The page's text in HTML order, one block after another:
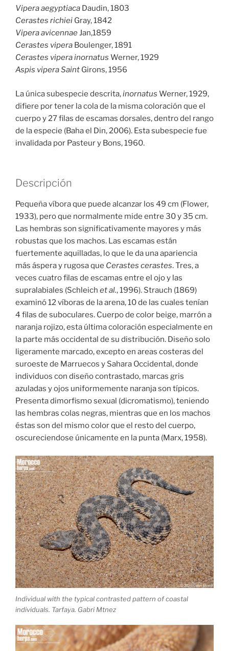
Vipera aegyptiaca Daudin, 1803
Cerastes richiei Gray, 1842
Vipera avicennaeJan,1859
Cerastes vipera Boulenger, 1891
Cerastes vipera inornatus Werner, 1929
Aspis vipera Saint Girons, 1956
La única subespecie descrita,inornatus Werner, 1929,
difiere por tener la cola de la misma coloración que el
cuerpo y 27 filas de escamas dorsales, dentro del rango
de la especie (Baha el Din, 2006). Esta subespecie fue
invalidada por Pasteur y Bons, 1960.
Descripción
Pequeña víbora que puede alcanzar los 49 cm (Flower,
1933), pero que normalmente mide entre 30 y 35 cm.
Las hembras son significativamente mayores y más
robustas que los machos. Las escamas están
fuertemente aquilladas, lo que le da una apariencia
más áspera y rugosa que Cerastes cerastes. Tres, a
veces cuatro filas de escamas entre el ojo y las
supralabiales (Schleich et al., 1996). Strauch (1869)
examinó 12 víboras de la arena, 10 de las cuales tenían
4 filas de suboculares. Cuerpo de color beige, marrón a
naranja rojizo, esta última coloración especialmente en
la parte más occidental de su distribución. Diseño solo
ligeramente marcado, excepto en areas costeras del
suroeste de Marruecos y Sahara Occidental, donde
individuos con diseño contrastado, marcas gris
azuladas y ojos uniformemente naranja son típicos.
Presenta dimorfismo sexual (dicromatismo), teniendo
las hembras colas negras, mientras que en los machos
éstas son del mismo color que el resto del cuerpo,
oscureciendose únicamente en la punta (Marx, 1958).
Individual with the typical contrasted pattern of coastal
individuals. Tarfaya. Gabri Mtnez